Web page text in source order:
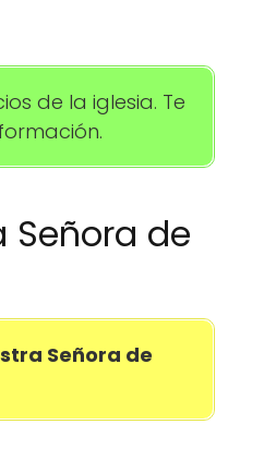
de la iglesia. Te
de
Señora de